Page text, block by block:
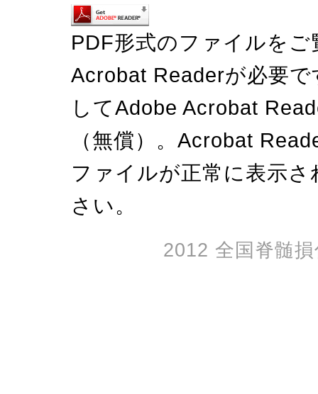
PDF形式のファイルを
Acrobat Readerが必要
してAdobe Acrobat
（無償）。Acrobat
ファイルが正常に表示
さい。
2012 全国脊髄